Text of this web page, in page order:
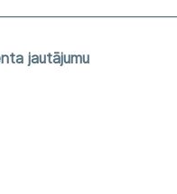
jautājumu